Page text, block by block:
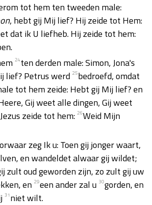
tot hem ten tweeden male:
, hebt gij Mij lief? Hij zeide tot Hem:
dat ik U liefheb. Hij zeide tot hem:
24ten derden male: Simon, Jona's
lief? Petrus werd 25bedroefd, omdat
tot hem zeide: Hebt gij Mij lief? en
Gij weet alle dingen, Gij weet
zeide tot hem: 26Weid Mijn
zeg Ik u: Toen gij jonger waart,
en wandeldet alwaar gij wildet;
zult oud geworden zijn, zo zult gij uw
en 29een ander zal u 30gorden, en
31 niet wilt.